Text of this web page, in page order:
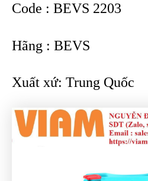
Code : BEVS 2203
Hãng : BEVS
Xuất xứ: Trung Quốc